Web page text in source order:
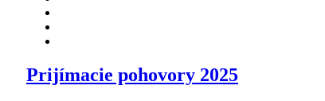
Prijímacie pohovory 2025